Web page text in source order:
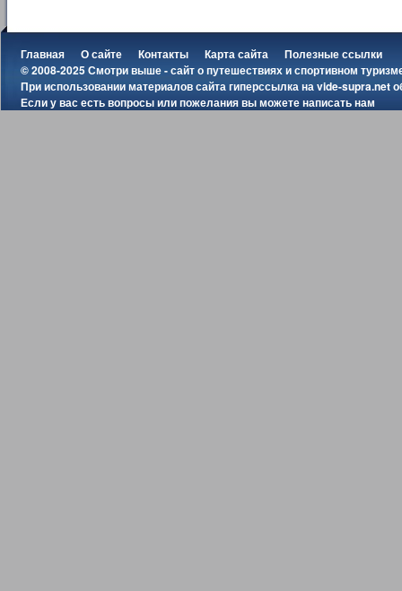
Главная О сайте Контакты Карта сайта
Полезные ссылки
© 2008-2025 Смотри выше - сайт о путешествиях и спортивном
При использовании материалов сайта гиперссылка наvide-supra.net
Если у вас есть вопросы или пожелания вы можетенаписать нам